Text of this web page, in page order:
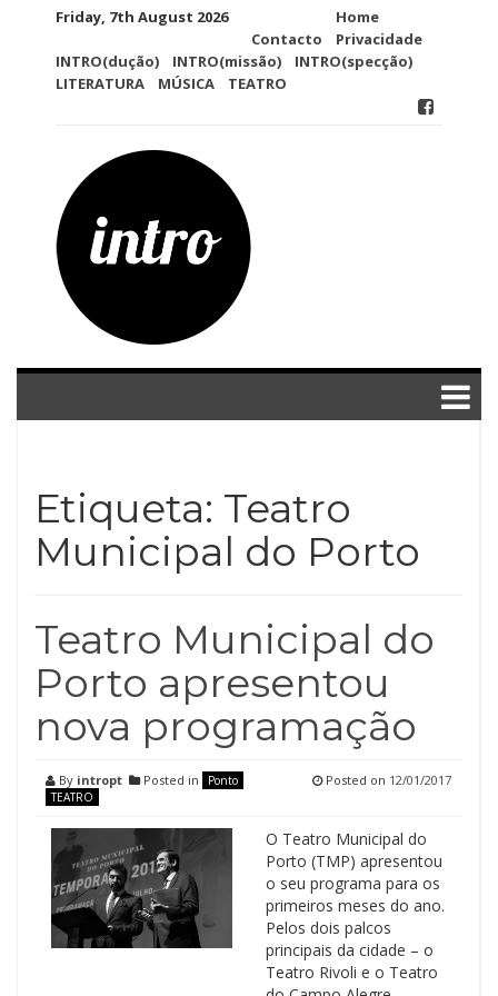
Friday, 7th August 2026
Contacto
Home
Privacidade
INTRO(dução)
INTRO(missão)
INTRO(specção)
LITERATURA
MÚSICA TEATRO
Etiqueta: Teatro
Municipal do Porto
Teatro Municipal do
Porto apresentou
nova programação
By intropt Posted in
Ponto
TEATRO
Posted on 12/01/2017
O Teatro Municipal do
Porto (TMP) apresentou
o seu programa para os
primeiros meses do ano.
Pelos dois palcos
principais da cidade – o
Teatro Rivoli e o Teatro